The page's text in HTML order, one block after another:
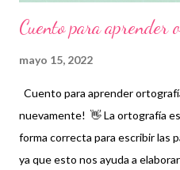
Cuento para
mayo 15, 2022
Cuento para aprender
nuevamente! 👋 La ortografía
forma correcta para escribir las
ya que esto nos ayuda a